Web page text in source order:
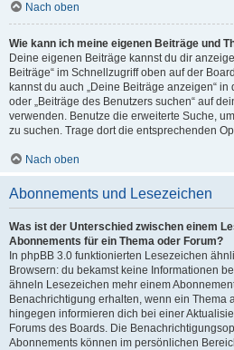
Nach oben
Wie kann ich meine eigenen Beiträge und
Deine eigenen Beiträge kannst du dir
Beiträge“ im Schnellzugriff oben auf der
kannst du auch „Deine Beiträge anzeigen“
oder „Beiträge des Benutzers suchen“ auf
verwenden. Benutze die erweiterte Suche,
zu suchen. Trage dort die entsprechenden
Nach oben
Abonnements und Lesezeichen
Was ist der Unterschied zwischen einem
Abonnements für ein Thema oder Forum?
In phpBB 3.0 funktionierten Lesezeichen
Browsern: du bekamst keine Informationen
ähneln Lesezeichen mehr einem
Benachrichtigung erhalten, wenn ein Thema
hingegen informieren dich bei einer
Forums des Boards. Die
Abonnements können im persönlichen